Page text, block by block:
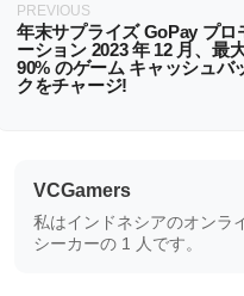
PREVIOUS
年末サプライズ GoPay プロ
ーション 2023 年 12 月、最
90% のゲーム キャッシュバ
クをチャージ!
VCGamers
私はインドネシアのオンラ
シーカーの 1 人です。